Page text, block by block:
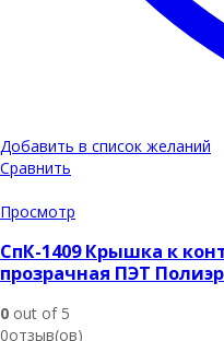
Добавить в список желаний
Сравнить
Просмотр
СпК-1409 Крышка к
прозрачная ПЭТ
0 out of 5
0отзыв(ов)